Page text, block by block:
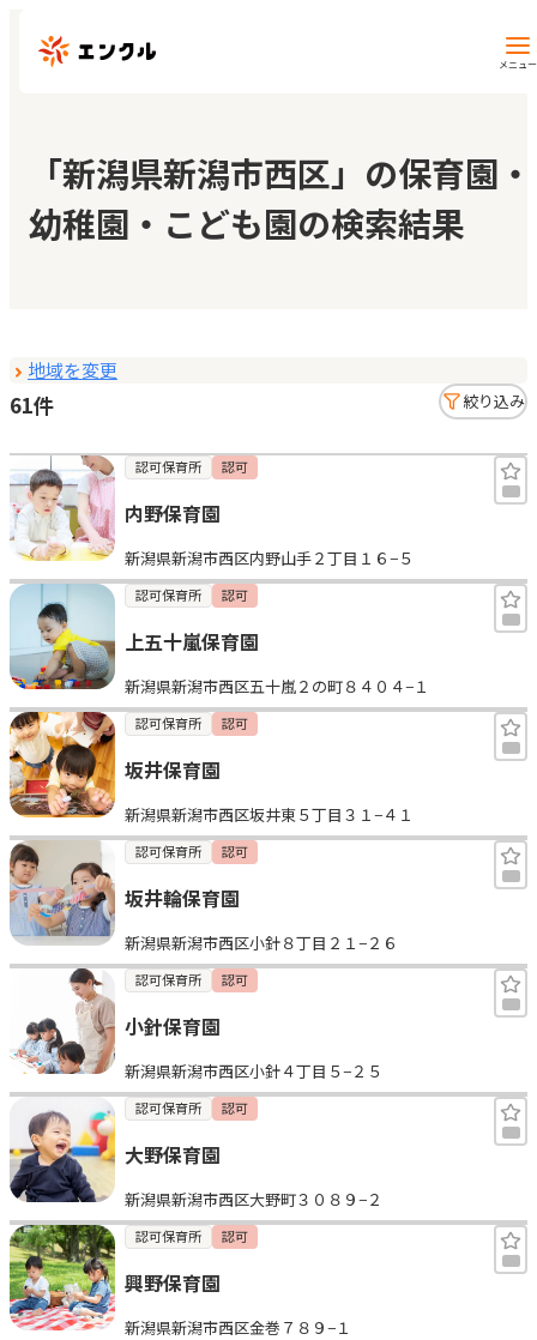
メニュー
保育園・幼稚園を探す
地図から探す
マイページ
お気に入り
見学日記
メッセージ
おすすめの園
エンクルの特徴と活用方法
コラム
お知らせ
「新潟県新潟市西区」の保育園・
幼稚園・こども園の検索結果
地域を変更
61件 絞り込み
認可保育所 認可
内野保育園
新潟県新潟市西区内野山手２丁目１６−５
認可保育所 認可
上五十嵐保育園
新潟県新潟市西区五十嵐２の町８４０４−１
認可保育所 認可
坂井保育園
新潟県新潟市西区坂井東５丁目３１−４１
認可保育所 認可
坂井輪保育園
新潟県新潟市西区小針８丁目２１−２６
認可保育所 認可
小針保育園
新潟県新潟市西区小針４丁目５−２５
認可保育所 認可
大野保育園
新潟県新潟市西区大野町３０８９−２
認可保育所 認可
興野保育園
新潟県新潟市西区金巻７８９−１